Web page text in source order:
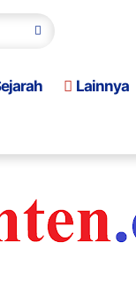
Lainnya